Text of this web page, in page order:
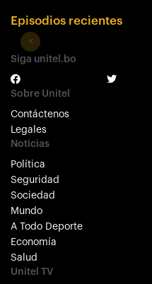
Episodios recientes
<
Siga unitel.bo
Sobre Unitel
Contáctenos
Legales
Noticias
Política
Seguridad
Sociedad
Mundo
A Todo Deporte
Economía
Salud
Unitel TV